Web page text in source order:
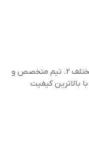
1. سابقه درخشان در اجرای پروژه های مختلف 2. تیم متخصص و